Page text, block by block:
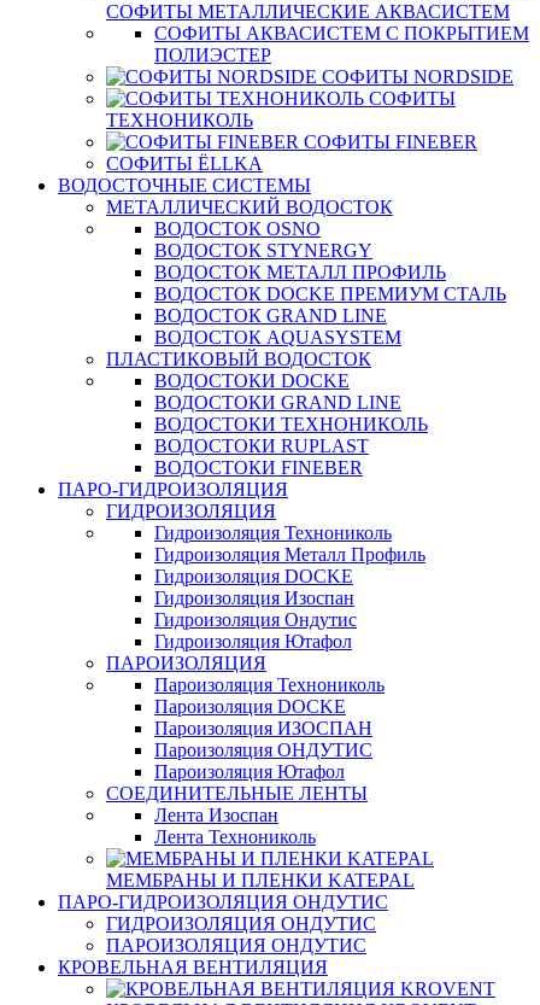
СОФИТЫ МЕТАЛЛИЧЕСКИЕ АКВАСИСТЕМ
СОФИТЫ АКВАСИСТЕМ С ПОКРЫТИЕМ
ПОЛИЭСТЕР
СОФИТЫ NORDSIDE
СОФИТЫ
ТЕХНОНИКОЛЬ
СОФИТЫ FINEBER
СОФИТЫ ЁLLKA
ВОДОСТОЧНЫЕ СИСТЕМЫ
МЕТАЛЛИЧЕСКИЙ ВОДОСТОК
ВОДОСТОК OSNO
ВОДОСТОК STYNERGY
ВОДОСТОК МЕТАЛЛ ПРОФИЛЬ
ВОДОСТОК DOCKE ПРЕМИУМ СТАЛЬ
ВОДОСТОК GRAND LINE
ВОДОСТОК AQUASYSTEM
ПЛАСТИКОВЫЙ ВОДОСТОК
ВОДОСТОКИ DOCKE
ВОДОСТОКИ GRAND LINE
ВОДОСТОКИ ТЕХНОНИКОЛЬ
ВОДОСТОКИ RUPLAST
ВОДОСТОКИ FINEBER
ПАРО-ГИДРОИЗОЛЯЦИЯ
ГИДРОИЗОЛЯЦИЯ
Гидроизоляция Технониколь
Гидроизоляция Металл Профиль
Гидроизоляция DOCKE
Гидроизоляция Изоспан
Гидроизоляция Ондутис
Гидроизоляция Ютафол
ПАРОИЗОЛЯЦИЯ
Пароизоляция Технониколь
Пароизоляция DOCKE
Пароизоляция ИЗОСПАН
Пароизоляция ОНДУТИС
Пароизоляция Ютафол
СОЕДИНИТЕЛЬНЫЕ ЛЕНТЫ
Лента Изоспан
Лента Технониколь
МЕМБРАНЫ И ПЛЕНКИ KATEPAL
ПАРО-ГИДРОИЗОЛЯЦИЯ ОНДУТИС
ГИДРОИЗОЛЯЦИЯ ОНДУТИС
ПАРОИЗОЛЯЦИЯ ОНДУТИС
КРОВЕЛЬНАЯ ВЕНТИЛЯЦИЯ